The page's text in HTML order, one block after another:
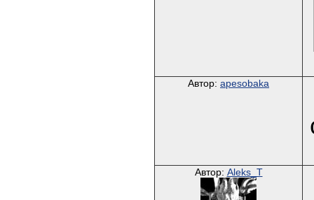
Автор: apesobaka
Автор: Aleks_T